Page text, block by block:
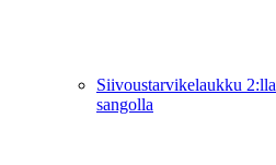
Siivoustarvikelaukku 2:lla
sangolla